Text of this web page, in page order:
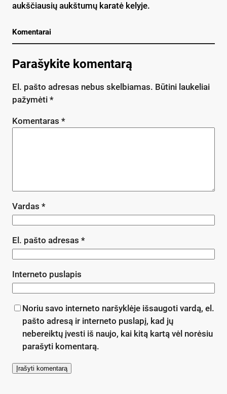
aukš­čiau­sių aukš­tu­mų ka­ra­tė ke­ly­je.
Komentarai
Parašykite komentarą
El. pašto adresas nebus skelbiamas. Būtini laukeliai
pažymėti *
Komentaras *
Vardas *
El. pašto adresas *
Interneto puslapis
Noriu savo interneto naršyklėje išsaugoti vardą, el.
pašto adresą ir interneto puslapį, kad jų
nebereiktų įvesti iš naujo, kai kitą kartą vėl norėsiu
parašyti komentarą.